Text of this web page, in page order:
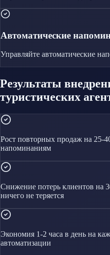
Автоматические
Управляйте автоматические
Результаты
туристических
Рост повторных продаж на 25-
напоминаниям
Снижение потерь клиентов на
ничего не теряется
Экономия 1-2 часа в день на
автоматизации